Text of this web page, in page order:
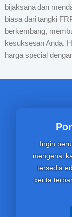
bijaksana dan
biasa dari tangki
berkembang,
kesuksesan Anda.
harga special
Ingin
mengenal
tersedia
berita